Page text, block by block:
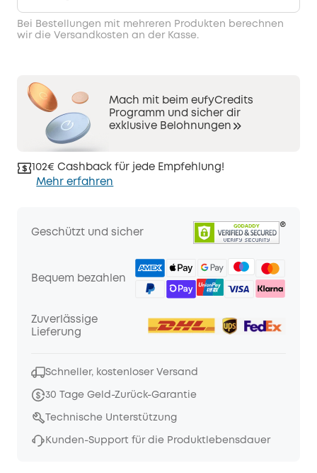
Bei Bestellungen mit mehreren Produkten berechnen
wir die Versandkosten an der Kasse.
Mach mit beim eufyCredits
Programm und sicher dir
exklusive Belohnungen
102€ Cashback für jede Empfehlung!
Mehr erfahren
Geschützt und sicher
Bequem bezahlen
Zuverlässige
Lieferung
Schneller, kostenloser Versand
30 Tage Geld-Zurück-Garantie
Technische Unterstützung
Kunden-Support für die Produktlebensdauer